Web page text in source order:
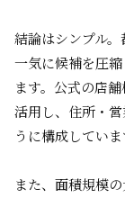
結論はシンプル
一気に候補を圧
ます。公式の店
活用し、住所・
うに構成していま
また、面積規模